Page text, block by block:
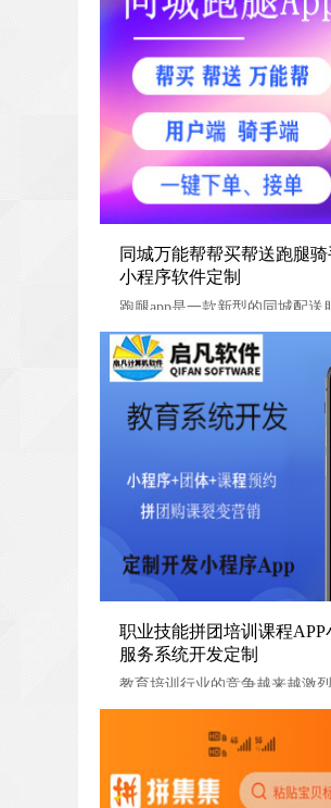
同城万能帮帮买帮送跑腿骑手
定制
同城万能帮帮买帮送跑腿
小程序软件定制
职业技能拼团培训课程APP小
发定制
职业技能拼团培训课程
服务系统开发定制
教育培训行业的竞争越来越激